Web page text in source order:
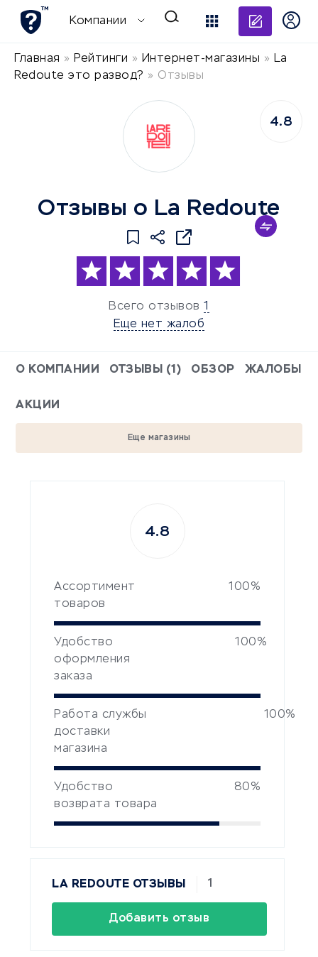
Компании
Главная » Рейтинги » Интернет-магазины » La
Redoute это развод? » Отзывы
Отзывы о La Redoute
Всего отзывов 1
Еще нет жалоб
4.8
О КОМПАНИИ ОТЗЫВЫ (1) ОБЗОР ЖАЛОБЫ
АКЦИИ
Еще магазины
Ассортимент
товаров
100%
Удобство
оформления
заказа
100%
Работа службы
доставки
магазина
100%
Удобство
возврата товара
80%
4.8
LA REDOUTE ОТЗЫВЫ 1
Добавить отзыв